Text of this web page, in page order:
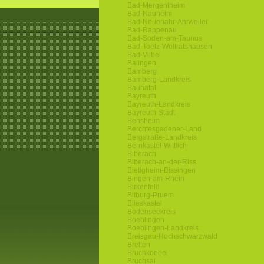
Bad-Mergentheim
Bad-Nauheim
Bad-Neuenahr-Ahrweiler
Bad-Rappenau
Bad-Soden-am-Taunus
Bad-Toelz-Wolfratshausen
Bad-Vilbel
Balingen
Bamberg
Bamberg-Landkreis
Baunatal
Bayreuth
Bayreuth-Landkreis
Bayreuth-Stadt
Bensheim
Berchtesgadener-Land
Bergstraße-Landkreis
Bernkastel-Wittlich
Biberach
Biberach-an-der-Riss
Bietigheim-Bissingen
Bingen-am-Rhein
Birkenfeld
Bitburg-Pruem
Blieskastel
Bodenseekreis
Boeblingen
Boeblingen-Landkreis
Breisgau-Hochschwarzwald
Bretten
Bruchkoebel
Bruchsal